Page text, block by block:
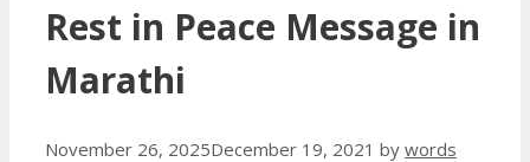
Rest in Peace Message in
Marathi
November 26, 2025December 19, 2021 by words